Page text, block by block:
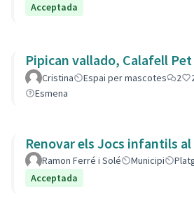
Acceptada
Pipican vallado,
Cristina Espai per mascotes 2
Esmena
Renovar els Jocs infantils
Ramon Ferré i Solé Municipi
Acceptada